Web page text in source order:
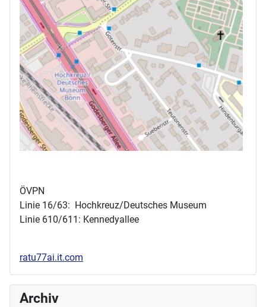
ÖVPN
Linie 16/63: Hochkreuz/Deutsches Museum
Linie 610/611: Kennedyallee
ratu77ai.it.com
Archiv